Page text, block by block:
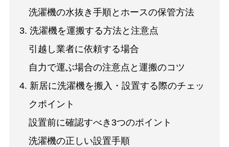
洗濯機の水抜き手順とホースの保管方法
3. 洗濯機を運搬する方法と注意点
引越し業者に依頼する場合
自力で運ぶ場合の注意点と運搬のコツ
4. 新居に洗濯機を搬入・設置する際のチェッ
クポイント
設置前に確認すべき3つのポイント
洗濯機の正しい設置手順